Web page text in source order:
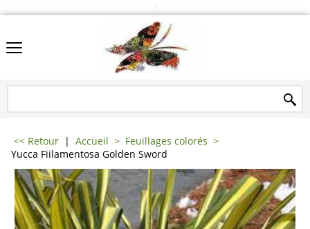
<< Retour | Accueil > Feuillages colorés >
Yucca Fiilamentosa Golden Sword